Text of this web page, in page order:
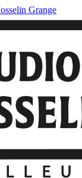
Grange